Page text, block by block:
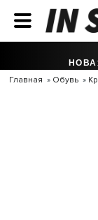
Главная Обувь